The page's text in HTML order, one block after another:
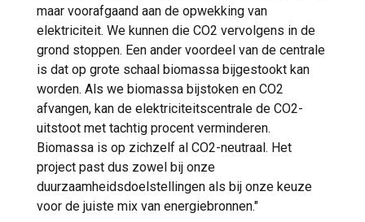
maar voorafgaand aan de opwekking van
elektriciteit. We kunnen die CO2 vervolgens in de
grond stoppen. Een ander voordeel van de centrale
is dat op grote schaal biomassa bijgestookt kan
worden. Als we biomassa bijstoken en CO2
afvangen, kan de elektriciteitscentrale de CO2-
uitstoot met tachtig procent verminderen.
Biomassa is op zichzelf al CO2-neutraal. Het
project past dus zowel bij onze
duurzaamheidsdoelstellingen als bij onze keuze
voor de juiste mix van energiebronnen."